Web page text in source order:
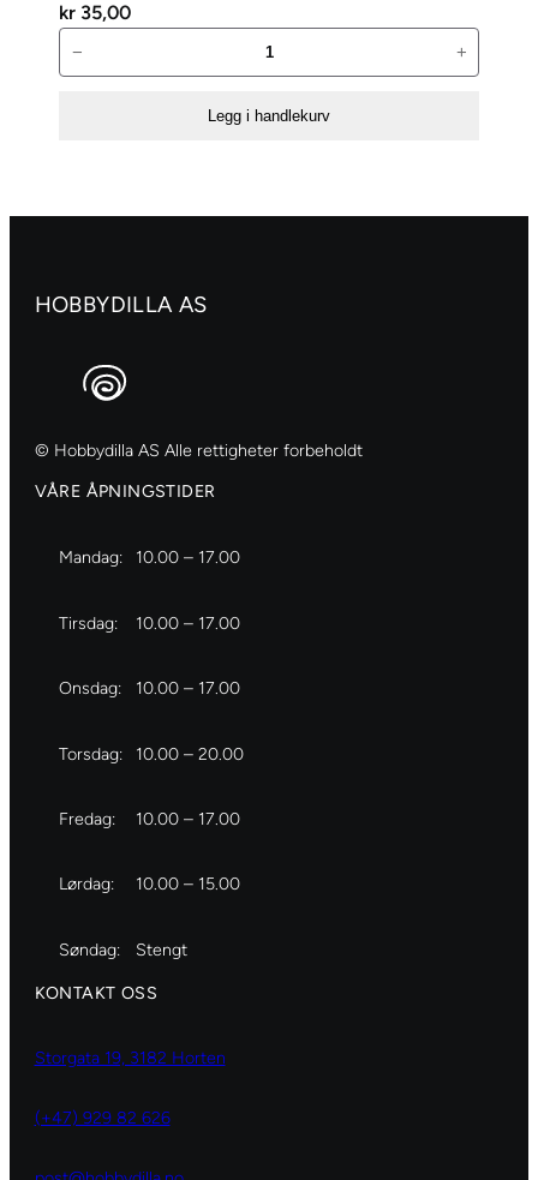
kr 35,00
Glam
no.2
− +
Legg i handlekurv
HOBBYDILLA AS
© Hobbydilla AS Alle rettigheter forbeholdt
VÅRE ÅPNINGSTIDER
Mandag: 10.00 – 17.00
Tirsdag: 10.00 – 17.00
Onsdag: 10.00 – 17.00
Torsdag: 10.00 – 20.00
Fredag: 10.00 – 17.00
Lørdag: 10.00 – 15.00
Søndag: Stengt
KONTAKT OSS
Storgata 19, 3182 Horten
(+47) 929 82 626